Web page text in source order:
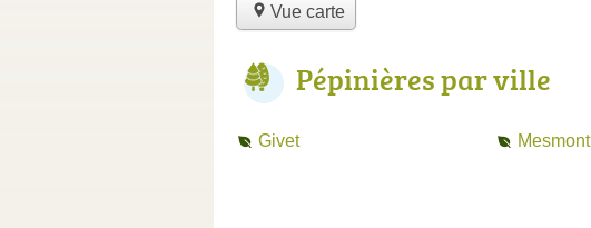
Vue carte
Pépinières par ville
Givet Mesmont